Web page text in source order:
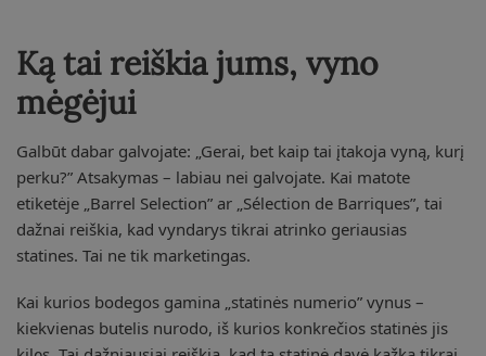
Ką tai reiškia jums, vyno
mėgėjui
Galbūt dabar galvojate: „Gerai, bet kaip tai įtakoja vyną, kurį
perku?” Atsakymas – labiau nei galvojate. Kai matote
etiketėje „Barrel Selection” ar „Sélection de Barriques”, tai
dažnai reiškia, kad vyndarys tikrai atrinko geriausias
statines. Tai ne tik marketingas.
Kai kurios bodegos gamina „statinės numerio” vynus –
kiekvienas butelis nurodo, iš kurios konkrečios statinės jis